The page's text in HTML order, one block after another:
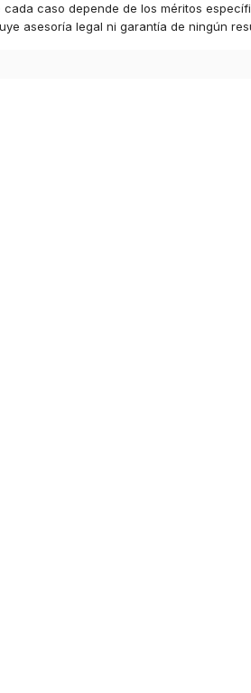
cada caso depende de los méritos
asesoría legal ni garantía de ningún